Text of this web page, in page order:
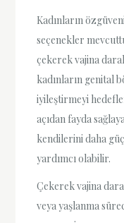
Kadınların
seçenekler
çekerek vajina
kadınların genital
iyileştirmeyi
açıdan fayda
kendilerini daha
yardımcı olabilir.
Çekerek vajina
veya yaşlanma